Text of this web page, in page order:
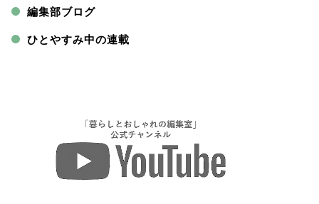
編集部ブログ
ひとやすみ中の連載